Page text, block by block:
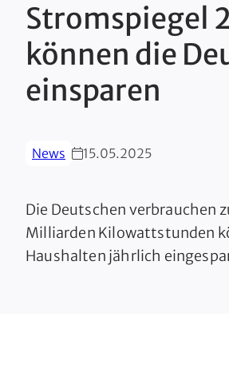
Stromspiegel
können die
einsparen
News 15.05.2025
Die Deutschen verbrauchen
Milliarden Kilowattstunden
Haushalten jährlich